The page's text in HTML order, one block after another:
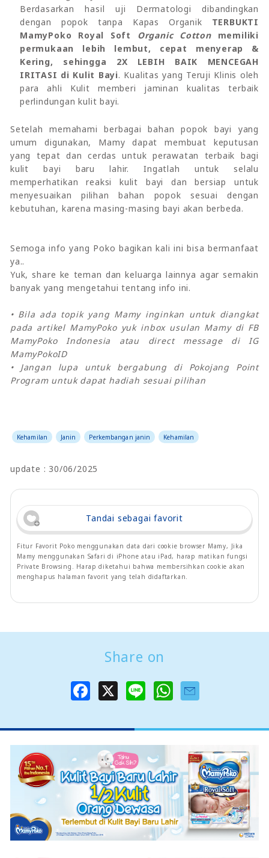
Berdasarkan hasil uji Dermatologi dibandingkan
dengan popok tanpa Kapas Organik TERBUKTI
MamyPoko Royal Soft Organic Cottonmemiliki
permukaan lebih lembut, cepat menyerap &
Kering, sehingga 2X LEBIH BAIK MENCEGAH
IRITASI di Kulit Bayi. Kualitas yang Teruji Klinis oleh
para ahli Kulit memberi jaminan kualitas terbaik
perlindungan kulit bayi.
Setelah memahami berbagai bahan popok bayi yang
umum digunakan, Mamy dapat membuat keputusan
yang tepat dan cerdas untuk perawatan terbaik bagi
kulit bayi baru lahir. Ingatlah untuk selalu
memperhatikan reaksi kulit bayi dan bersiap untuk
menyesuaikan pilihan bahan popok sesuai dengan
kebutuhan, karena masing-masing bayi akan berbeda.
Semoga info yang Poko bagikan kali ini bisa bermanfaat
ya..
Yuk, share ke teman dan keluarga lainnya agar semakin
banyak yang mengetahui tentang info ini.
• Bila ada topik yang Mamy inginkan untuk diangkat
pada artikel MamyPoko yuk inbox usulan Mamy di FB
MamyPoko Indonesia atau direct message di IG
MamyPokoID
• Jangan lupa untuk bergabung di Pokojang Point
Program untuk dapat hadiah sesuai pilihan
Kehamilan Janin Perkembangan janin Kehamilan
update : 30/06/2025
Tandai sebagai favorit
Fitur Favorit Poko menggunakan data dari cookie browser Mamy, Jika
Mamy menggunakan Safari di iPhone atau iPad, harap matikan fungsi
Private Browsing. Harap diketahui bahwa membersihkan cookie akan
menghapus halaman favorit yang telah didaftarkan.
Share on
o
o
W
A